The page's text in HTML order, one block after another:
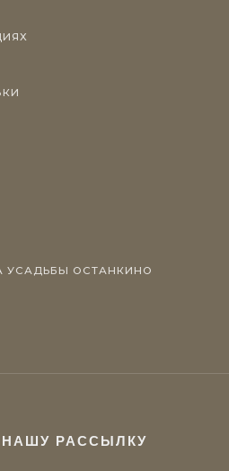
УСАДЬБЫ ОСТАНКИНО
РАССЫЛКУ